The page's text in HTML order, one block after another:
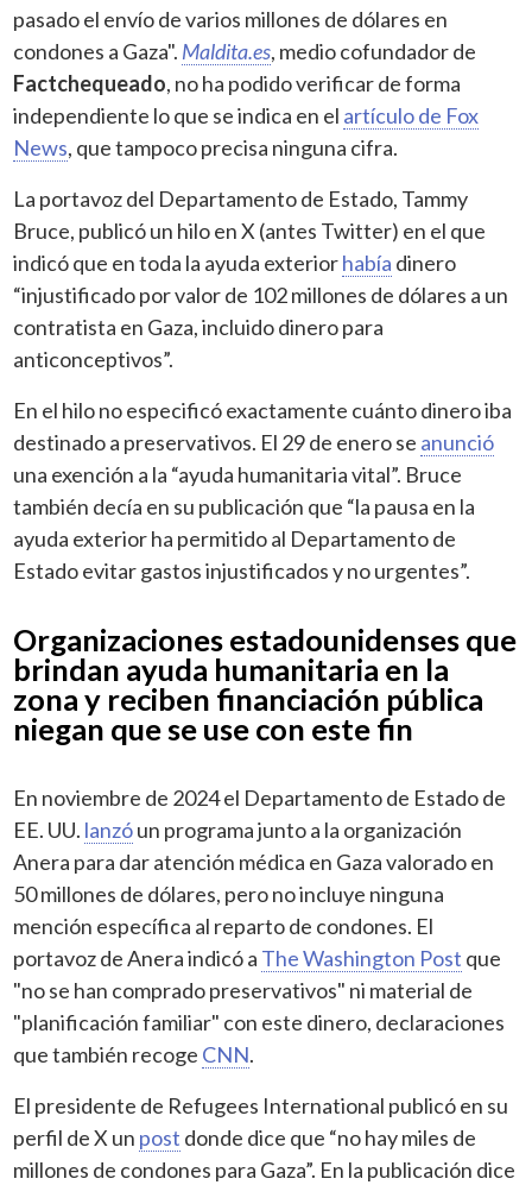
pasado el envío de varios millones de dólares en
condones a Gaza". Maldita.es, medio cofundador de
Factchequeado, no ha podido verificar de forma
independiente lo que se indica en el artículo de Fox
News, que tampoco precisa ninguna cifra.
La portavoz del Departamento de Estado, Tammy
Bruce, publicó un hilo en X (antes Twitter) en el que
indicó que en toda la ayuda exteriorhabía dinero
“injustificado por valor de 102 millones de dólares a un
contratista en Gaza, incluido dinero para
anticonceptivos”.
En el hilo no especificó exactamente cuánto dinero iba
destinado a preservativos. El 29 de enero se anunció
una exención a la “ayuda humanitaria vital”. Bruce
también decía en su publicación que “la pausa en la
ayuda exterior ha permitido al Departamento de
Estado evitar gastos injustificados y no urgentes”.
Organizaciones estadounidenses que
brindan ayuda humanitaria en la
zona y reciben financiación pública
niegan que se use con este fin
En noviembre de 2024 el Departamento de Estado de
EE. UU. lanzóun programa junto a la organización
Anera para dar atención médica en Gaza valorado en
50 millones de dólares, pero no incluye ninguna
mención específica al reparto de condones. El
portavoz de Anera indicó a The Washington Post que
"no se han comprado preservativos" ni material de
"planificación familiar" con este dinero, declaraciones
que también recoge CNN.
El presidente de Refugees International publicó en su
perfil de X un post donde dice que “no hay miles de
millones de condones para Gaza”. En la publicación dice